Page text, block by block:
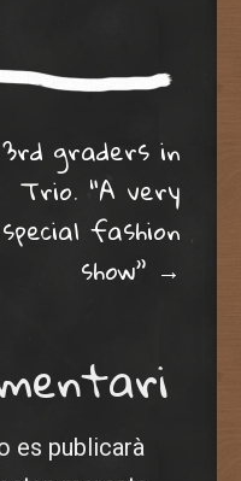
3rd graders in
Trio. “A very
special fashion
show” →
es publicarà